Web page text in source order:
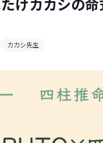
カカシ先生